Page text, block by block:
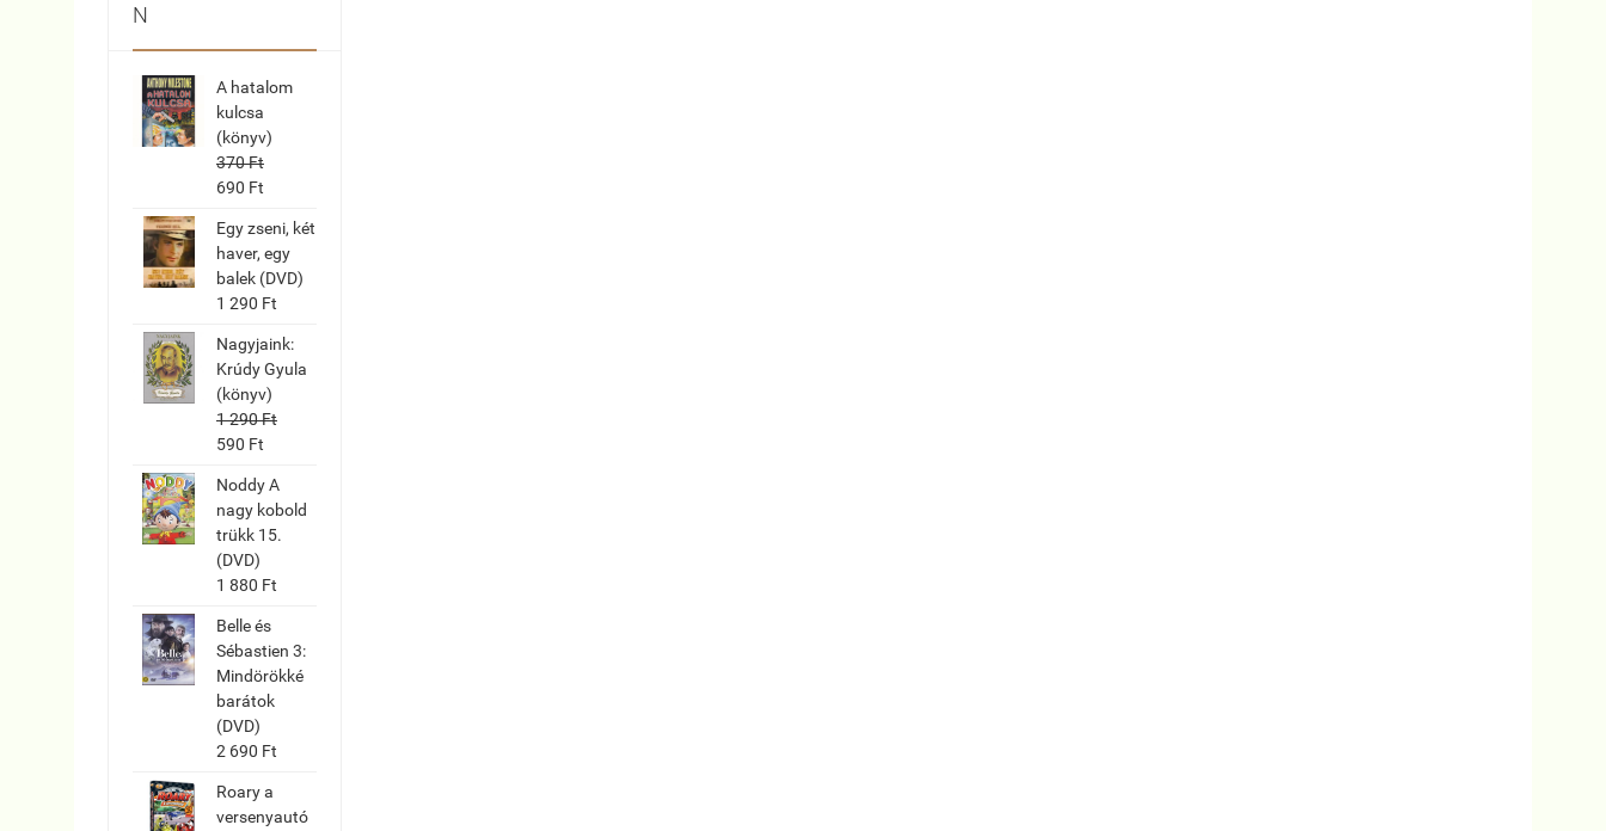
N
A hatalom
kulcsa
(könyv)
370 Ft
690 Ft
Egy zseni, két
haver, egy
balek (DVD)
1 290 Ft
Nagyjaink:
Krúdy Gyula
(könyv)
1 290 Ft
590 Ft
Noddy A
nagy kobold
trükk 15.
(DVD)
1 880 Ft
Belle és
Sébastien 3:
Mindörökké
barátok
(DVD)
2 690 Ft
Roary a
versenyautó